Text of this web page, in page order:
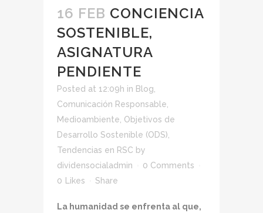
16 FEB CONCIENCIA
SOSTENIBLE,
ASIGNATURA
PENDIENTE
Posted at 12:09h in Blog
Comunicación Responsable
Medioambiente Objetivos de
Desarrollo Sostenible (ODS)
Tendencias en RSC by
dividensocialadmin
0 Comments
0
Likes Share
La humanidad se enfrenta al que,